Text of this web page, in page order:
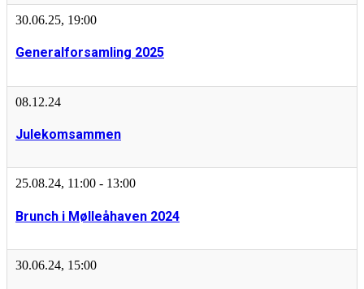
30.06.25, 19:00
Generalforsamling 2025
08.12.24
Julekomsammen
25.08.24, 11:00 - 13:00
Brunch i Mølleåhaven 2024
30.06.24, 15:00